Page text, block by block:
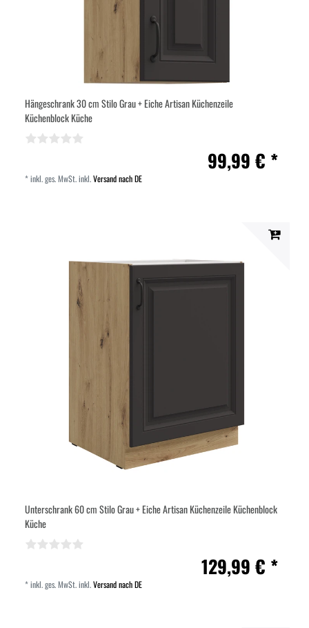
Hängeschrank 30 cm Stilo Grau + Eiche Artisan Küchenzeile
Küchenblock Küche
99,99 € *
*inkl. ges. MwSt.inkl.Versand nach DE
Unterschrank 60 cm Stilo Grau + Eiche Artisan Küchenzeile Küchenblock
Küche
129,99 € *
*inkl. ges. MwSt.inkl.Versand nach DE